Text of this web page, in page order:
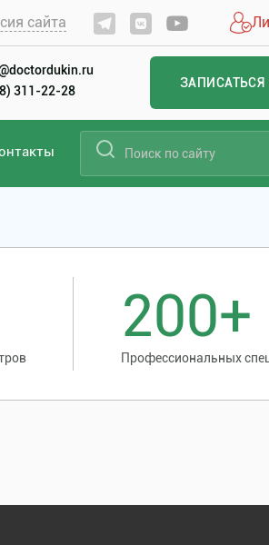
сайта
311-22-28
ЗАПИСАТЬСЯ
200+
Профессиональных